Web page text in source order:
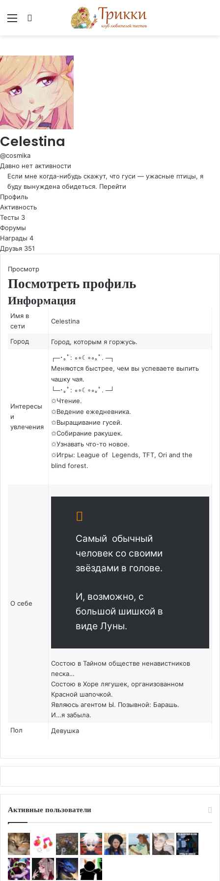
Меню
Celestina
@cosmika
Давно нет активности
Если мне когда-нибудь скажут, что гуси — ужасные птицы, я
буду вынуждена обидеться. Перейти
Профиль
Активность
Тесты 3
Форумы
Награды 4
Друзья 351
Просмотр
Посмотреть профиль
Информация
Имя в
сети
Celestina
Город Город, которым я горжусь.
Интересы
и
увлечения
┌─･｡ﾟ : ∘◦☾ ◦∘｡ﾟ . ─┐
Меняются быстрее, чем вы успеваете выпить
чашку чая.
└─･｡ﾟ : ∘◦☾ ◦∘｡ﾟ . ─┘
✩Чтение.
✩Ведение ежедневника.
✩Выращивание гусей.
✩Собирание ракушек.
✩Узнавать что-то новое.
✩Игры: League of Legends, TFT, Ori and the
blind forest.
О себе
Самый обычный
человек со своими
звёздами в голове.
И, возможно, с
большой шишкой в
виде Луны.
Состою в Тайном обществе ненавистников
песка…
Состою в Хоре лягушек, организованном
Красной шапочкой.
Являюсь агентом Ы. Позывной: Барашь.
И…я забыла.
Пол
Девушка
Активные пользователи